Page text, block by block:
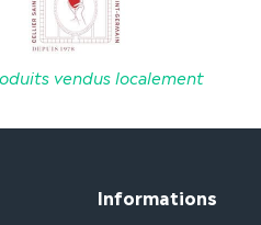
vendus localement
Informations